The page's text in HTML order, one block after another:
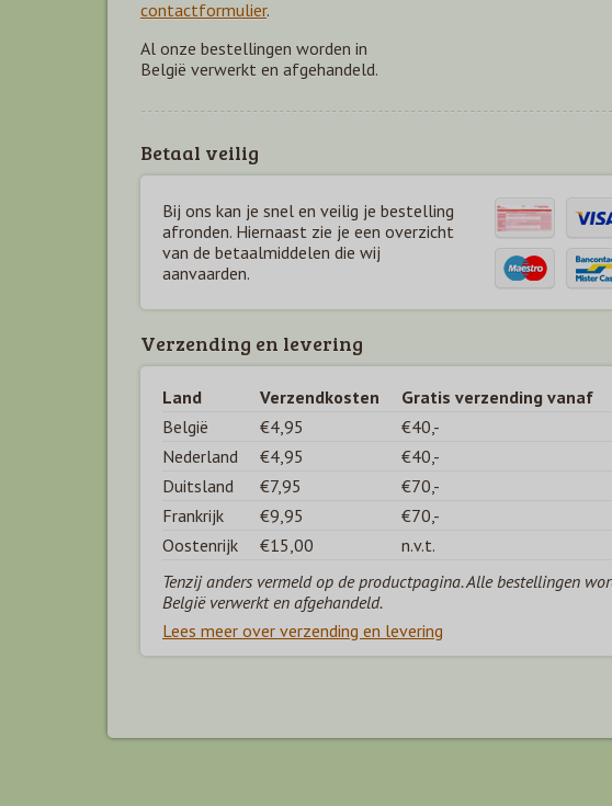
contactformulier.
Al onze bestellingen worden in
België verwerkt en afgehandeld.
Betaal veilig
Bij ons kan je snel en veilig je bestelling
afronden. Hiernaast zie je een overzicht
van de betaalmiddelen die wij
aanvaarden.
Verzending en levering
Land Verzendkosten
Gratis verzending vanaf
België
€4,95
€40,-
Nederland
€4,95
€40,-
Duitsland
€7,95
€70,-
Frankrijk
€9,95
€70,-
Oostenrijk
€15,00
n.v.t.
Tenzij anders vermeld op de productpagina. Alle bestellingen
België verwerkt en afgehandeld.
Lees meer over verzending en levering